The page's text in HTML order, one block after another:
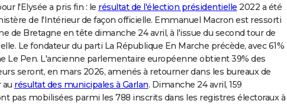
l'Elysée a pris fin : le résultat de l'élection présidentielle 2022 a été
de l'Intérieur de façon officielle. Emmanuel Macron est ressorti
de Bretagne en tête dimanche 24 avril, à l'issue du second tour de
Le fondateur du parti La République En Marche précède, avec 61%
Le Pen. L'ancienne parlementaire européenne obtient 39% des
seront, en mars 2026, amenés à retourner dans les bureaux de
résultat des municipales à Garlan. Dimanche 24 avril, 159
pas mobilisées parmi les 788 inscrits dans les registres électoraux à